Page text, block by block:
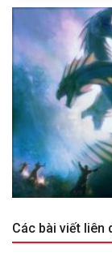
Các bài viết liên